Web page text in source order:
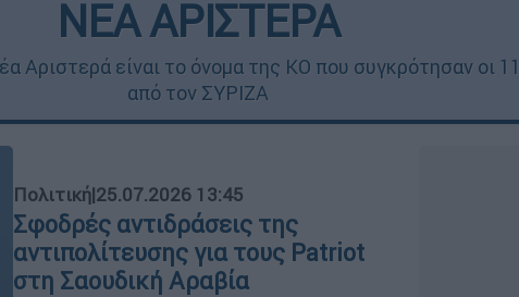
ΝΕΑ ΑΡΙΣΤΕΡΑ
Αριστερά είναι το όνομα της ΚΟ που συγκρότησαν οι
από τον ΣΥΡΙΖΑ
Πολιτική|25.07.2026 13:45
Σφοδρές αντιδράσεις της
αντιπολίτευσης για τους Patriot
στη Σαουδική Αραβία